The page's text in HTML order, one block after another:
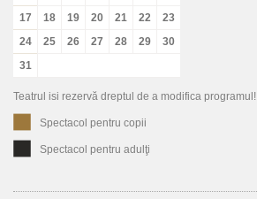
17 18 19 20 21 22
23
24
25 26 27 28 29
30
31
Teatrul isi rezervă dreptul de a modifica programul!
Spectacol pentru copii
Spectacol pentru adulţi